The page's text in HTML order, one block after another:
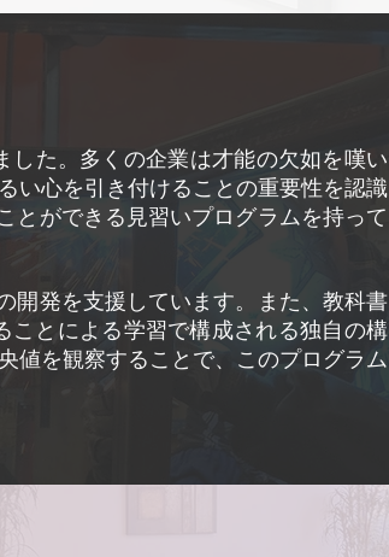
た。多くの企業は才能の欠如を嘆い
い心を引き付けることの重要性を認識
とができる見習いプログラムを持って
開発を支援しています。また、教科書
とによる学習で構成される独自の構
値を観察することで、このプログラム